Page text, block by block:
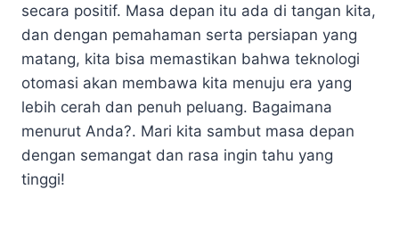
secara positif. Masa depan itu ada di tangan kita,
dan dengan pemahaman serta persiapan yang
matang, kita bisa memastikan bahwa teknologi
otomasi akan membawa kita menuju era yang
lebih cerah dan penuh peluang. Bagaimana
menurut Anda?. Mari kita sambut masa depan
dengan semangat dan rasa ingin tahu yang
tinggi!